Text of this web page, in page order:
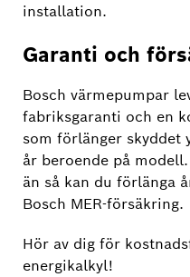
installation.
Garanti och
Bosch värmepumpar
fabriksgaranti och en
som förlänger
år beroende på
än så kan du förlänga
Bosch MER-försäkring.
Hör av dig för
energikalkyl!